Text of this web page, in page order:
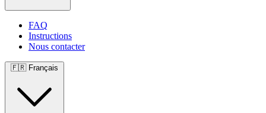
FAQ
Instructions
Nous contacter
🇫🇷